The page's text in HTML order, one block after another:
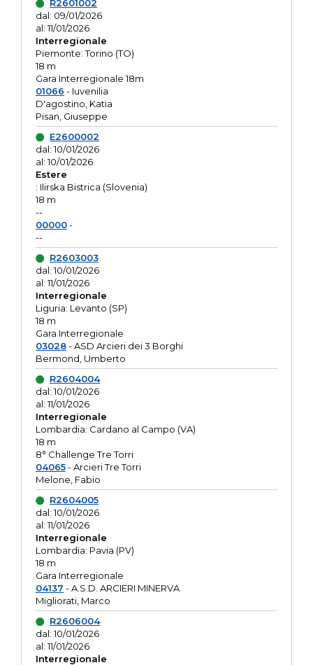
R2601002
dal: 09/01/2026
al: 11/01/2026
Interregionale
Piemonte: Torino (TO)
18 m
Gara Interregionale 18m
01066 - Iuvenilia
D'agostino, Katia
Pisan, Giuseppe
E2600002
dal: 10/01/2026
al: 10/01/2026
Estere
: Ilirska Bistrica (Slovenia)
18 m
--
00000-
--
R2603003
dal: 10/01/2026
al: 11/01/2026
Interregionale
Liguria: Levanto (SP)
18 m
Gara Interregionale
03028- ASD Arcieri dei 3 Borghi
Bermond, Umberto
R2604004
dal: 10/01/2026
al: 11/01/2026
Interregionale
Lombardia: Cardano al Campo (VA)
18 m
8° Challenge Tre Torri
04065- Arcieri Tre Torri
Melone, Fabio
R2604005
dal: 10/01/2026
al: 11/01/2026
Interregionale
Lombardia: Pavia (PV)
18 m
Gara Interregionale
04137 - A.S.D. ARCIERI MINERVA
Migliorati, Marco
R2606004
dal: 10/01/2026
al: 11/01/2026
Interregionale